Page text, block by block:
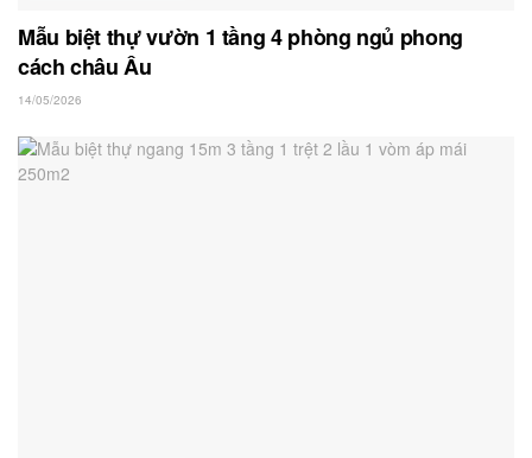
Mẫu biệt thự vườn 1 tầng 4 phòng ngủ phong
cách châu Âu
14/05/2026